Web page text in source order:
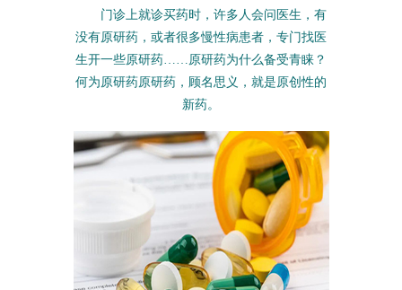
门诊上就诊买药时，许多人会问医生，有
没有原研药，或者很多慢性病患者，专门找医
生开一些原研药……原研药为什么备受青睐？
何为原研药原研药，顾名思义，就是原创性的
新药。